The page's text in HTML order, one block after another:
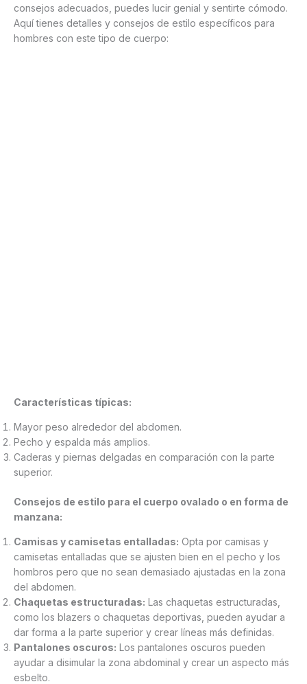
consejos adecuados, puedes lucir genial y sentirte cómodo.
Aquí tienes detalles y consejos de estilo específicos para
hombres con este tipo de cuerpo:
Características típicas:
Mayor peso alrededor del abdomen.
Pecho y espalda más amplios.
Caderas y piernas delgadas en comparación con la parte
superior.
Consejos de estilo para el cuerpo ovalado o en forma de
manzana:
Camisas y camisetas entalladas: Opta por camisas y
camisetas entalladas que se ajusten bien en el pecho y los
hombros pero que no sean demasiado ajustadas en la zona
del abdomen.
Chaquetas estructuradas: Las chaquetas estructuradas,
como los blazers o chaquetas deportivas, pueden ayudar a
dar forma a la parte superior y crear líneas más definidas.
Pantalones oscuros: Los pantalones oscuros pueden
ayudar a disimular la zona abdominal y crear un aspecto más
esbelto.